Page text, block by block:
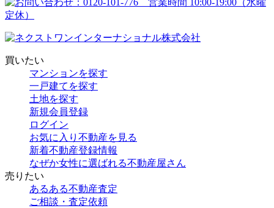
買いたい
マンションを探す
一戸建てを探す
土地を探す
新規会員登録
ログイン
お気に入り不動産を見る
新着不動産登録情報
なぜか女性に選ばれる不動産屋さん
売りたい
あるある不動産査定
ご相談・査定依頼